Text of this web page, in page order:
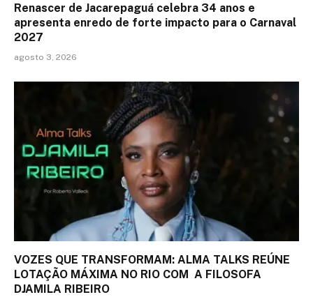
Renascer de Jacarepaguá celebra 34 anos e
apresenta enredo de forte impacto para o Carnaval
2027
agosto 3, 2026
VOZES QUE TRANSFORMAM: ALMA TALKS REÚNE
LOTAÇÃO MÁXIMA NO RIO COM A FILOSOFA
DJAMILA RIBEIRO